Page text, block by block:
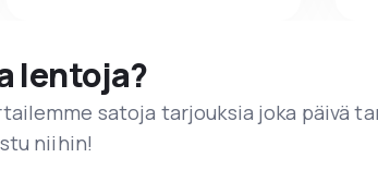
lentoja?
satoja tarjouksia joka päivä
niihin!